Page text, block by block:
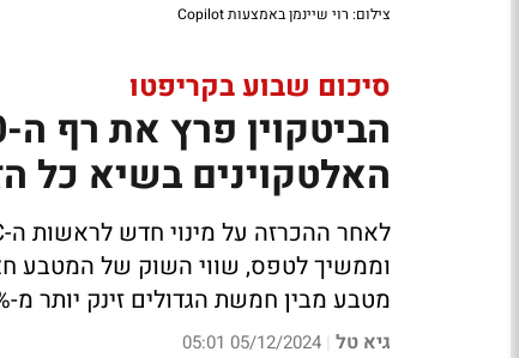
צילום: רוי שיינמן באמצעות Copilot
סיכום שבוע בקריפטו
האלטקוינים בשיא כל
מטבע מבין חמשת הגדולים זינק יותר מ-50% השבוע?
גיא טל |
05/12/2024 05:01